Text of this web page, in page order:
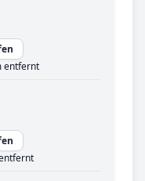
entfernt